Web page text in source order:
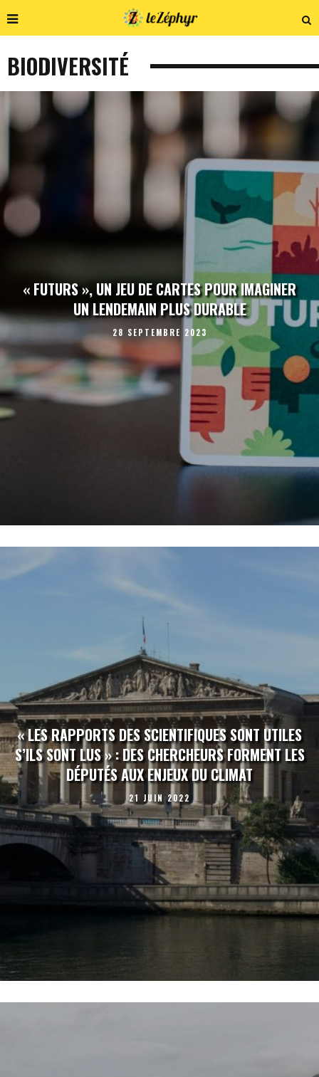
BIODIVERSITÉ
« FUTURS », UN JEU DE CARTES POUR IMAGINER
UN LENDEMAIN PLUS DURABLE
28 SEPTEMBRE 2023
« LES RAPPORTS DES SCIENTIFIQUES SONT UTILES
S’ILS SONT LUS » : DES CHERCHEURS FORMENT LES
DÉPUTÉS AUX ENJEUX DU CLIMAT
21 JUIN 2022